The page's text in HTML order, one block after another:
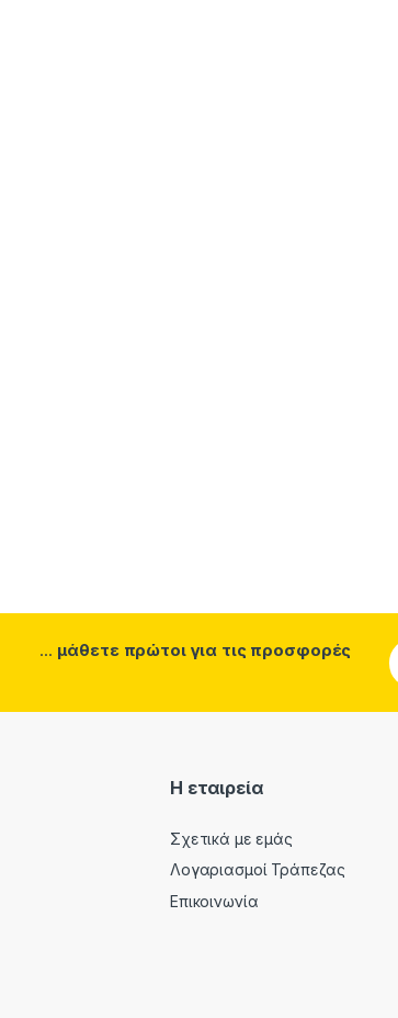
... μάθετε πρώτοι για τις προσφορές
Η εταιρεία
Σχετικά με εμάς
Λογαριασμοί Τράπεζας
Επικοινωνία